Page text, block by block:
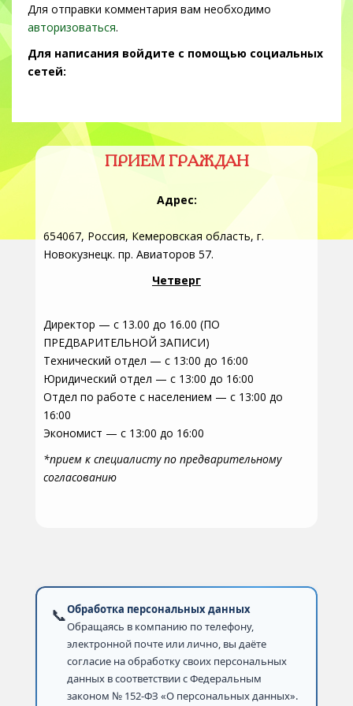
Для отправки комментария вам необходимо
авторизоваться.
Для написания войдите с помощью социальных
сетей:
ПРИЕМ ГРАЖДАН
Адрес:
654067, Россия, Кемеровская область, г.
Новокузнецк. пр. Авиаторов 57.
Четверг
Директор — с 13.00 до 16.00 (ПО
ПРЕДВАРИТЕЛЬНОЙ ЗАПИСИ)
Технический отдел — с 13:00 до 16:00
Юридический отдел — с 13:00 до 16:00
Отдел по работе с населением — с 13:00 до
16:00
Экономист — с 13:00 до 16:00
*прием к специалисту по предварительному
согласованию
📞Обработка персональных данных
Обращаясь в компанию по телефону,
электронной почте или лично, вы даёте
согласие на обработку своих персональных
данных в соответствии с Федеральным
законом № 152-ФЗ «О персональных данных».